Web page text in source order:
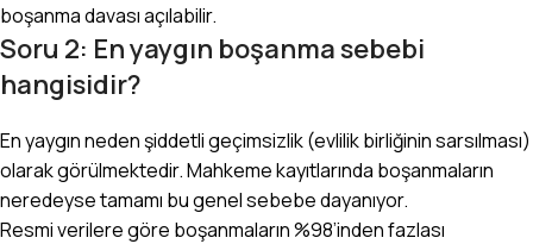
boşanma davası açılabilir.
Soru 2: En yaygın boşanma sebebi
hangisidir?
En yaygın neden şiddetli geçimsizlik (evlilik birliğinin sarsılması)
olarak görülmektedir. Mahkeme kayıtlarında boşanmaların
neredeyse tamamı bu genel sebebe dayanıyor.
Resmi verilere göre boşanmaların %98’inden fazlası